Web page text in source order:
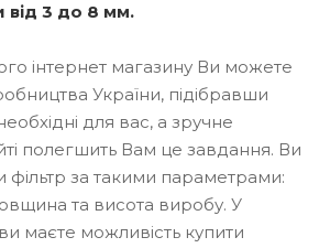
від 3 до 8 мм.
інтернет магазину Ви можете
України, підібравши
для вас, а зручне
полегшить Вам це завдання. Ви
фільтр за такими параметрами:
та висота виробу. У
маєте можливість купити